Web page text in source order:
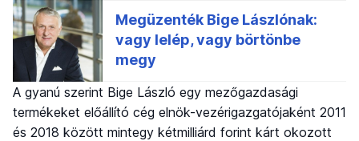
A gyanú szerint Bige László egy mezőgazdasági
termékeket előállító cég elnök-vezérigazgatójaként 2011
és 2018 között mintegy kétmilliárd forint kárt okozott